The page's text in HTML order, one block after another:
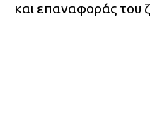
και επαναφοράς του